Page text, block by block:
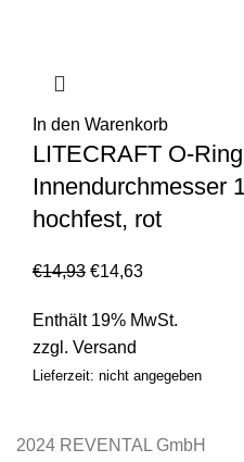
In den Warenkorb
LITECRAFT O-
Innendurchmesser
hochfest, rot
€14,93 €14,63
Enthält 19% MwSt.
zzgl. Versand
Lieferzeit: nicht angegeben
2024 REVENTAL GmbH